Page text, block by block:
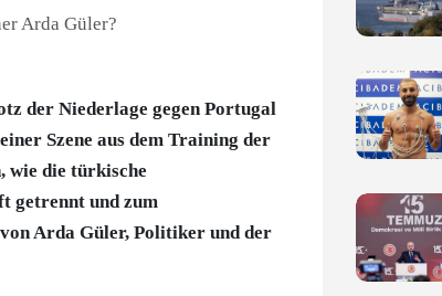
der Niederlage gegen Portugal
Szene aus dem Training der
wie die türkische
getrennt und zum
Arda Güler, Politiker und der